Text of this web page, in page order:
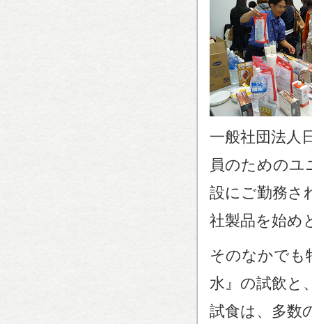
一般社団法人
員のためのユ
設にご勤務さ
社製品を始め
そのなかでも
水』の試飲と
試食は、多数